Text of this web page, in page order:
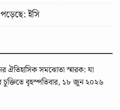
ইসি
ঐতিহাসিক সমঝোতা স্মারক: যা
বৃহস্পতিবার, ১৮ জুন ২০২৬